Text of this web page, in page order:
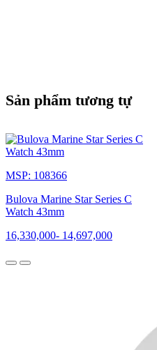
Sản phẩm tương tự
MSP: 108366
Bulova Marine Star Series C
Watch 43mm
16,330,000- 14,697,000